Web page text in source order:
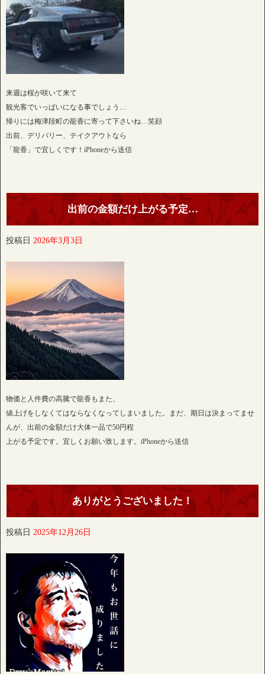
来週は桜が咲いて来て
観光客でいっぱいになる事でしょう…
帰りには梅津段町の龍香に寄って下さいね…笑顔
出前、デリバリー、テイクアウトなら
「龍香」で宜しくです！iPhoneから送信
出前の金額だけ上がる予定…
投稿日 2026年3月3日
物価と人件費の高騰で龍香もまた、
値上げをしなくてはならなくなってしまいました。まだ、期日は決まってませ
んが、出前の金額だけ大体一品で50円程
上がる予定です。宜しくお願い致します。iPhoneから送信
ありがとうございました！
投稿日 2025年12月26日